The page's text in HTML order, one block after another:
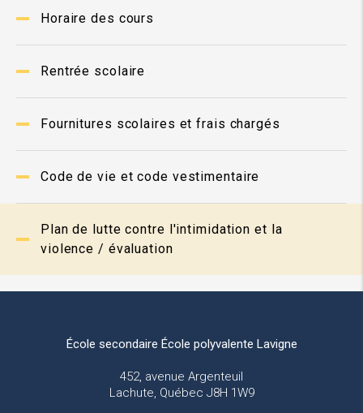
Horaire des cours
Rentrée scolaire
Fournitures scolaires et frais chargés
Code de vie et code vestimentaire
Plan de lutte contre l'intimidation et la
violence / évaluation
École secondaire École polyvalente Lavigne
452, avenue Argenteuil
Lachute, Québec J8H 1W9